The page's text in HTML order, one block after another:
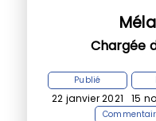
Chargée
Publié
22 janvier 2021 15